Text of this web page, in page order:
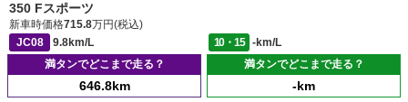
350 Fスポーツ
新車時価格715.8万円(税込)
JC08
9.8km/L 10・15
-km/L
満タンでどこまで走る？
646.8km
満タンでどこまで走る？
-km